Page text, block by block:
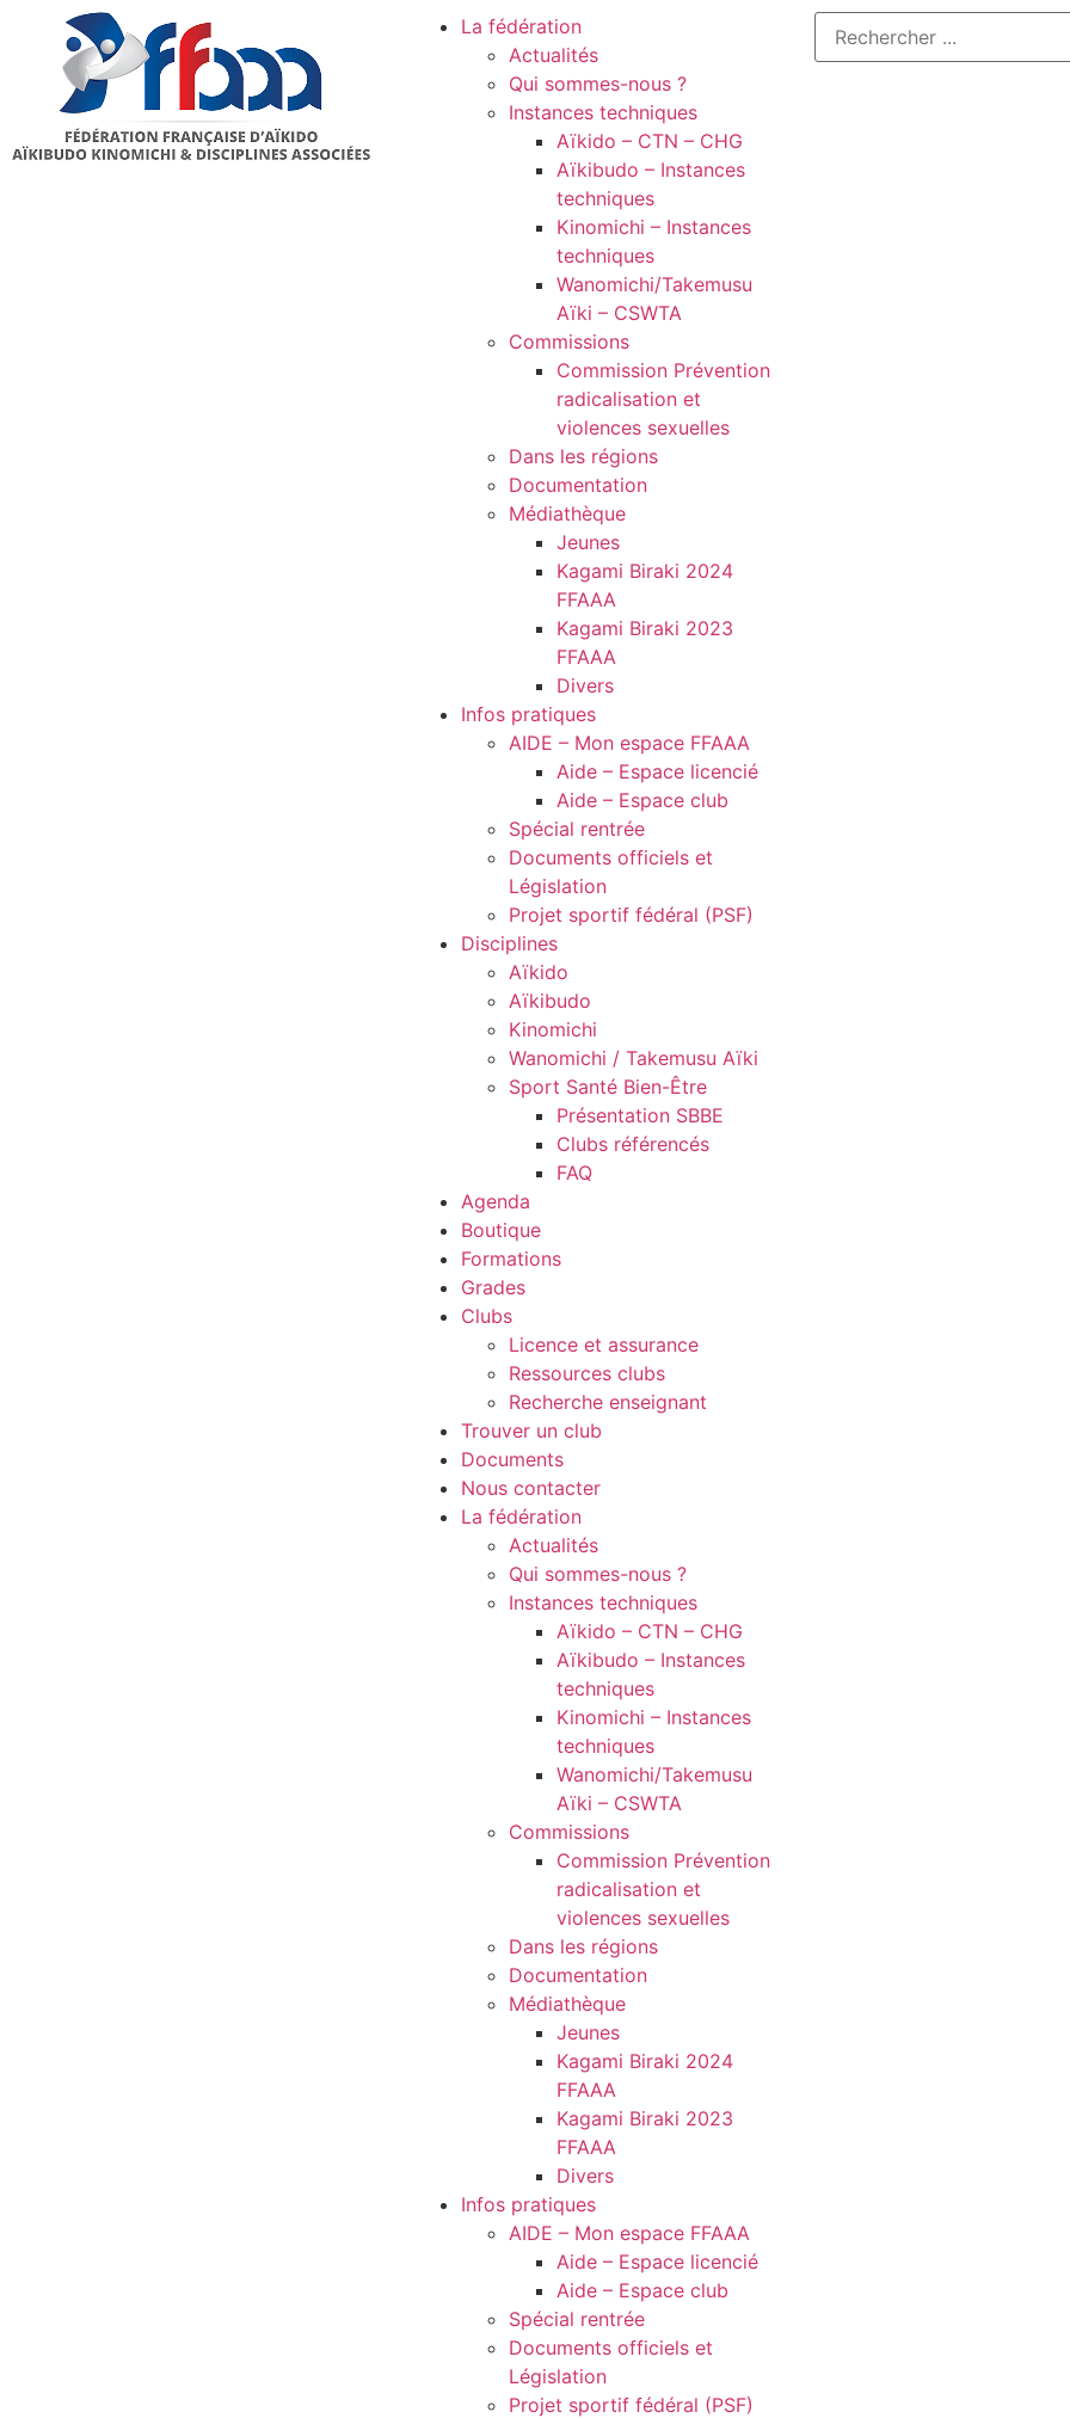
La fédération
Actualités
Qui sommes-nous ?
Instances techniques
Aïkido – CTN – CHG
Aïkibudo – Instances
techniques
Kinomichi – Instances
techniques
Wanomichi/Takemusu
Aïki – CSWTA
Commissions
Commission Prévention
radicalisation et
violences sexuelles
Dans les régions
Documentation
Médiathèque
Jeunes
Kagami Biraki 2024
FFAAA
Kagami Biraki 2023
FFAAA
Divers
Infos pratiques
AIDE – Mon espace FFAAA
Aide – Espace licencié
Aide – Espace club
Spécial rentrée
Documents officiels et
Législation
Projet sportif fédéral (PSF)
Disciplines
Aïkido
Aïkibudo
Kinomichi
Wanomichi / Takemusu Aïki
Sport Santé Bien-Être
Présentation SBBE
Clubs référencés
FAQ
Agenda
Boutique
Formations
Grades
Clubs
Licence et assurance
Ressources clubs
Recherche enseignant
Trouver un club
Documents
Nous contacter
La fédération
Actualités
Qui sommes-nous ?
Instances techniques
Aïkido – CTN – CHG
Aïkibudo – Instances
techniques
Kinomichi – Instances
techniques
Wanomichi/Takemusu
Aïki – CSWTA
Commissions
Commission Prévention
radicalisation et
violences sexuelles
Dans les régions
Documentation
Médiathèque
Jeunes
Kagami Biraki 2024
FFAAA
Kagami Biraki 2023
FFAAA
Divers
Infos pratiques
AIDE – Mon espace FFAAA
Aide – Espace licencié
Aide – Espace club
Spécial rentrée
Documents officiels et
Législation
Projet sportif fédéral (PSF)